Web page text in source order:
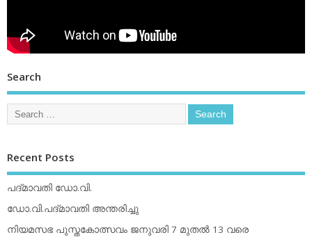
Search
Recent Posts
പദ്മാവതി ഡോ.വി.
ഡോ.വി.പദ്മാവതി അന്തരിച്ചു
നിയമസഭ പുസ്തകോത്സവം ജനുവരി 7 മുതല്‍ 13 വരെ